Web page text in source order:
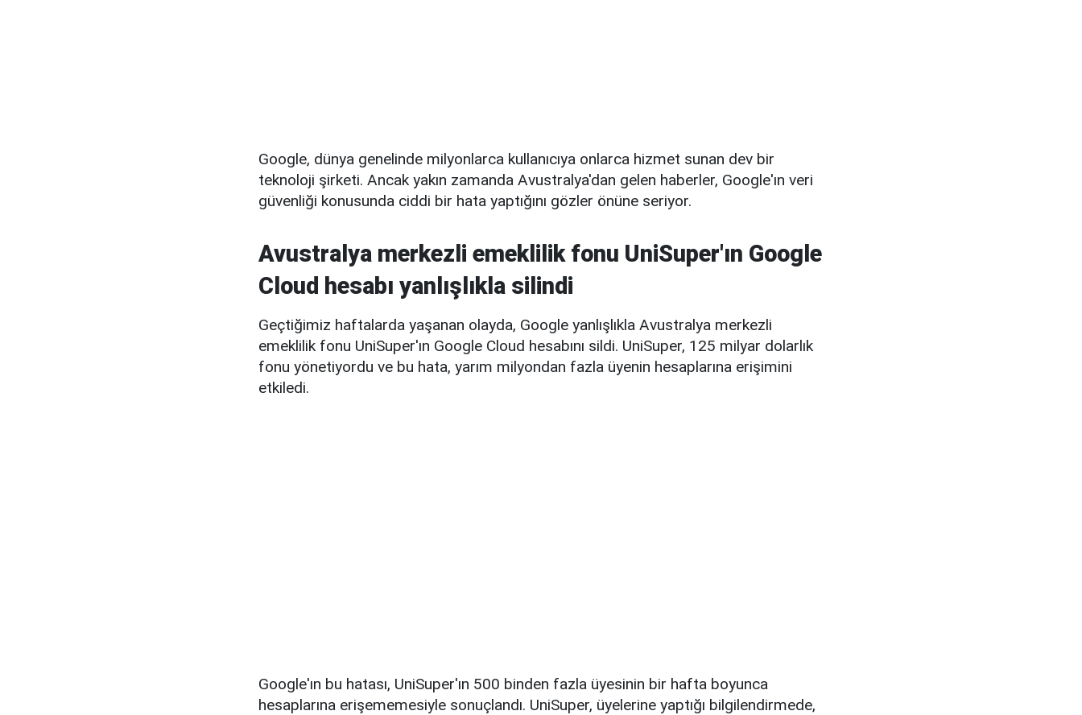
Google, dünya genelinde milyonlarca kullanıcıya onlarca hizmet sunan dev bir
teknoloji şirketi. Ancak yakın zamanda Avustralya'dan gelen haberler, Google'ın veri
güvenliği konusunda ciddi bir hata yaptığını gözler önüne seriyor.
Avustralya merkezli emeklilik fonu UniSuper'ın Google
Cloud hesabı yanlışlıkla silindi
Geçtiğimiz haftalarda yaşanan olayda, Google yanlışlıkla Avustralya merkezli
emeklilik fonu UniSuper'ın Google Cloud hesabını sildi. UniSuper, 125 milyar dolarlık
fonu yönetiyordu ve bu hata, yarım milyondan fazla üyenin hesaplarına erişimini
etkiledi.
Google'ın bu hatası, UniSuper'ın 500 binden fazla üyesinin bir hafta boyunca
hesaplarına erişememesiyle sonuçlandı. UniSuper, üyelerine yaptığı bilgilendirmede,